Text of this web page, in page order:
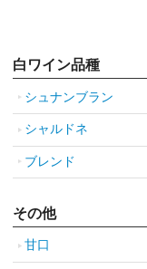
白ワイン品種
シュナンブラン
シャルドネ
ブレンド
その他
甘口